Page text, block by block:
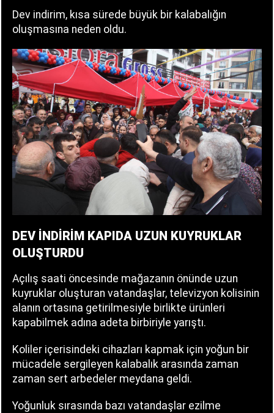
Dev indirim, kısa sürede büyük bir kalabalığın
oluşmasına neden oldu.
DEV İNDİRİM KAPIDA UZUN KUYRUKLAR
OLUŞTURDU
Açılış saati öncesinde mağazanın önünde uzun
kuyruklar oluşturan vatandaşlar, televizyon kolisinin
alanın ortasına getirilmesiyle birlikte ürünleri
kapabilmek adına adeta birbiriyle yarıştı.
Koliler içerisindeki cihazları kapmak için yoğun bir
mücadele sergileyen kalabalık arasında zaman
zaman sert arbedeler meydana geldi.
Yoğunluk sırasında bazı vatandaşlar ezilme